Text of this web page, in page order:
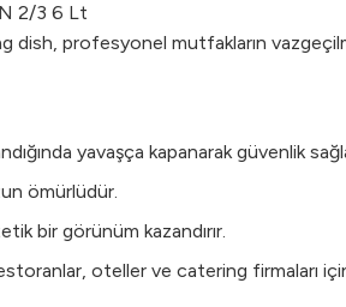
2/3 6 Lt
profesyonel mutfakların
yavaşça kapanarak güvenlik
ömürlüdür.
bir görünüm kazandırır.
oteller ve catering firmaları